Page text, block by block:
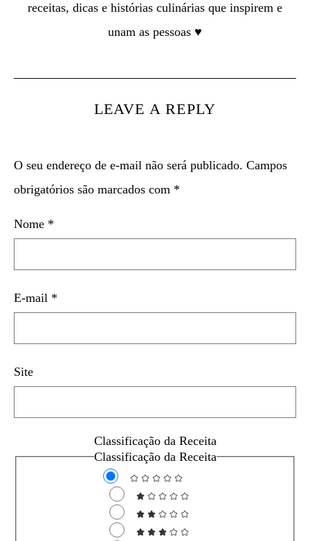
receitas, dicas e histórias culinárias que inspirem e
unam as pessoas ♥
LEAVE A REPLY
O seu endereço de e-mail não será publicado. Campos
obrigatórios são marcados com *
Nome *
E-mail *
Site
Classificação da Receita
Classificação da Receita